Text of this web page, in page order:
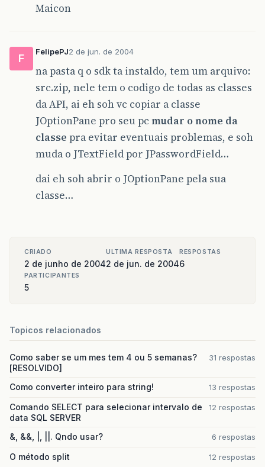
Maicon
F
FelipePJ2 de jun. de 2004
na pasta q o sdk ta instaldo, tem um arquivo:
src.zip, nele tem o codigo de todas as classes
da API, ai eh soh vc copiar a classe
JOptionPane pro seu pcmudar o nome da
classe pra evitar eventuais problemas, e soh
muda o JTextField por JPasswordField…
dai eh soh abrir o JOptionPane pela sua
classe…
CRIADO
2 de junho de 2004
ULTIMA RESPOSTA
2 de jun. de 2004
RESPOSTAS
6
PARTICIPANTES
5
Topicos relacionados
Como saber se um mes tem 4 ou 5 semanas?
[RESOLVIDO]
31 respostas
Como converter inteiro para string! 13 respostas
Comando SELECT para selecionar intervalo de
data SQL SERVER
12 respostas
&, &&, |, ||. Qndo usar? 6 respostas
O método split 12 respostas